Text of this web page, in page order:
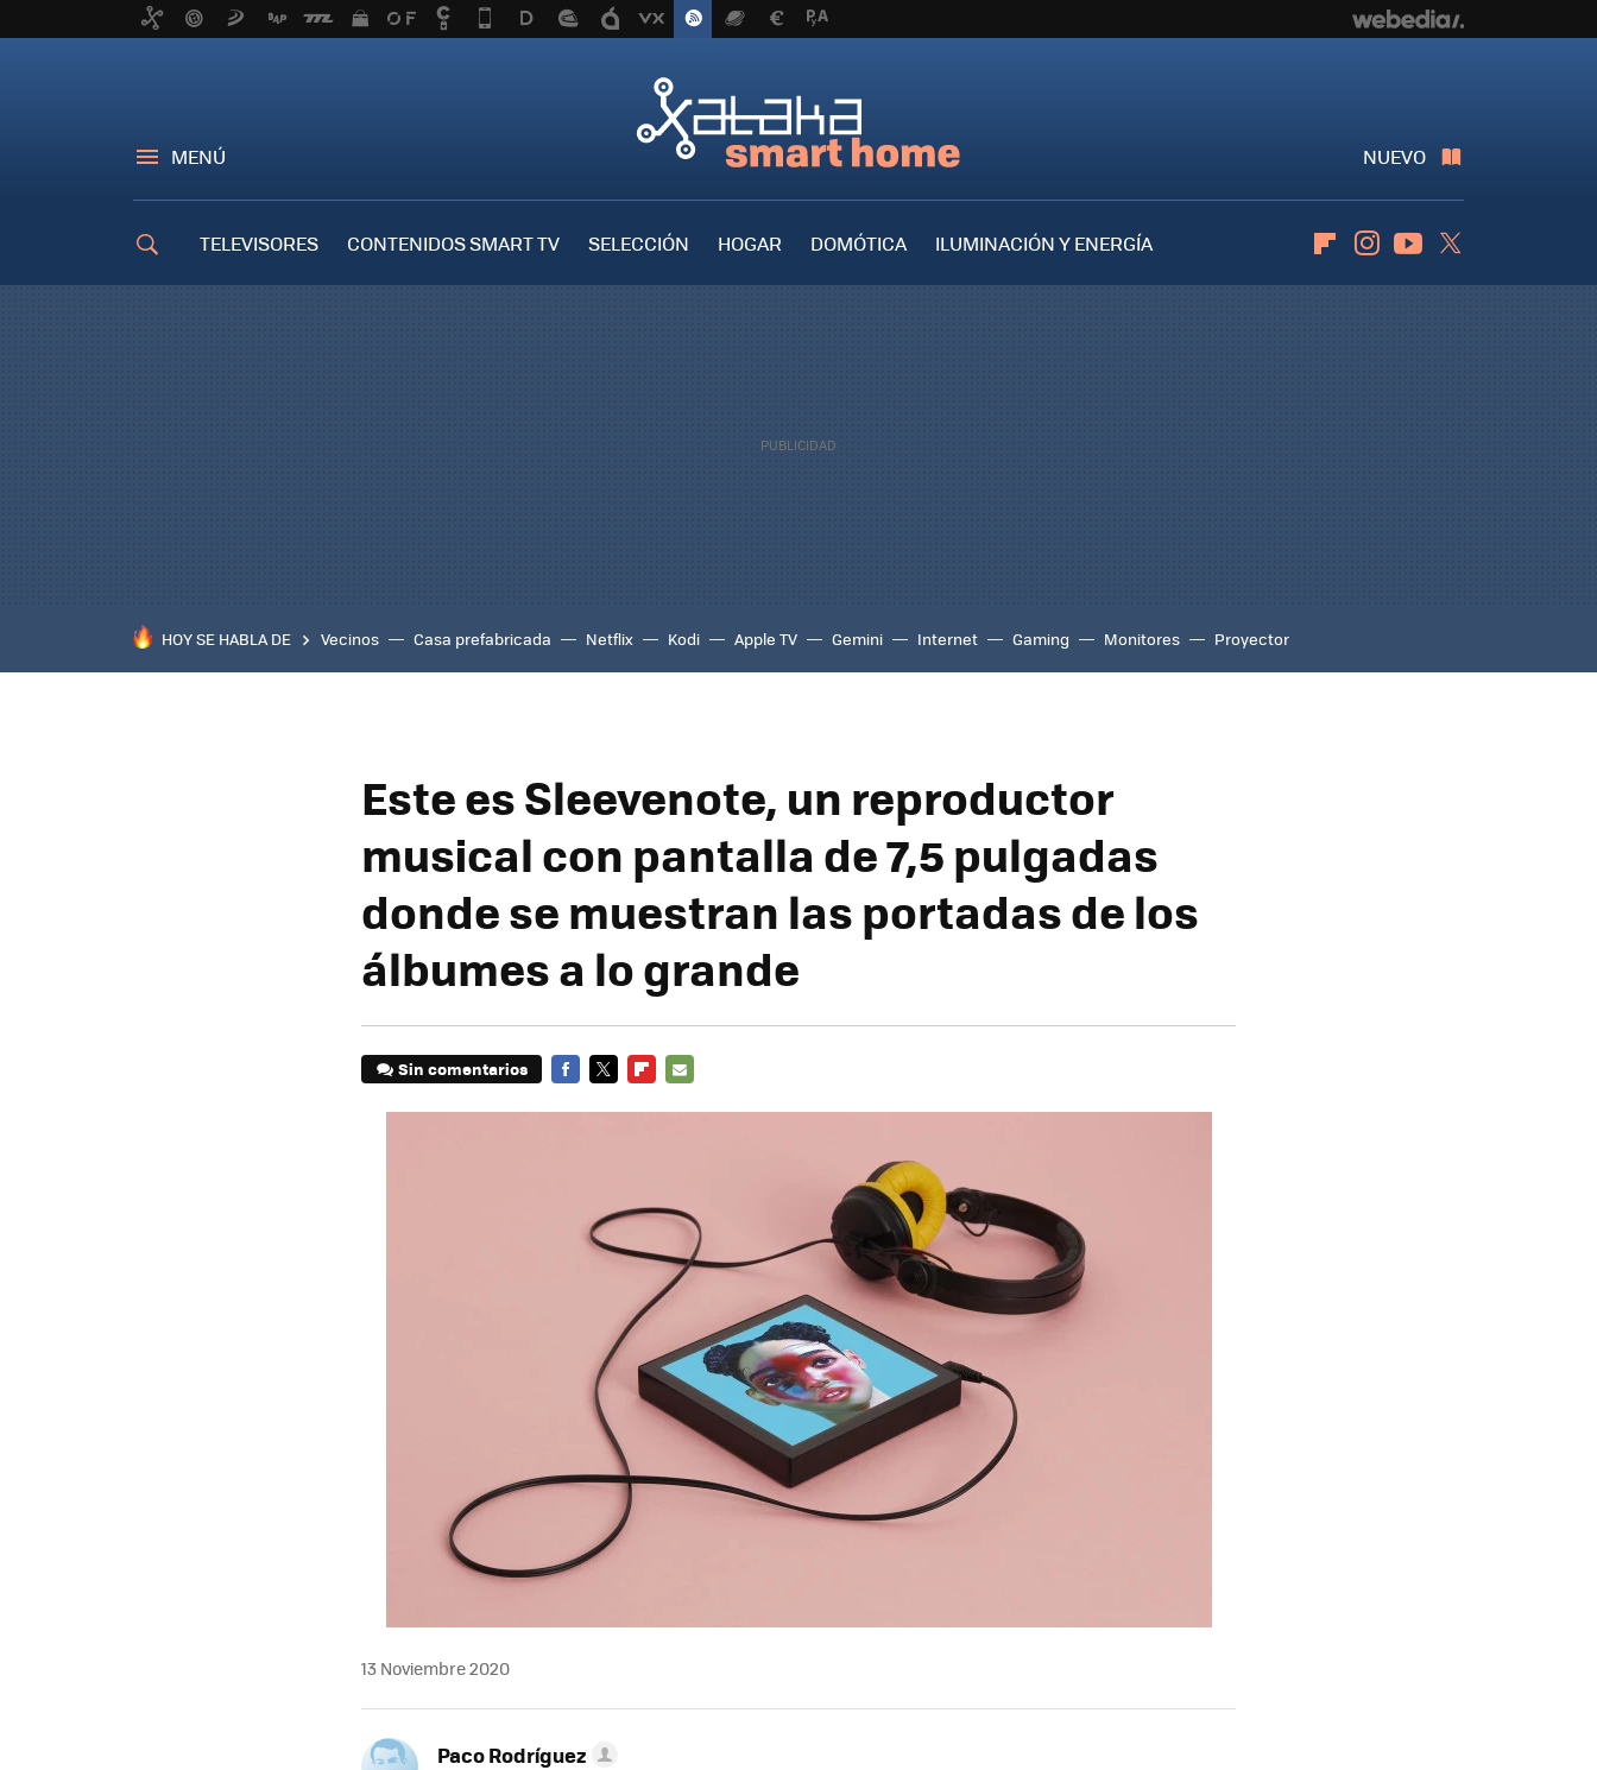
MENÚ NUEVO
TELEVISORES CONTENIDOS SMART TV SELECCIÓN HOGAR DOMÓTICA
ILUMINACIÓN Y ENERGÍA
FlipboardInstagramYoutube
HOY SE HABLA DE Vecinos Casa prefabricada Netflix Kodi Apple TV Gemini Internet Gaming Monitores Proyector
Este es Sleevenote, un reproductor
musical con pantalla de 7,5 pulgadas
donde se muestran las portadas de los
álbumes a lo grande
Sin comentarios
13 Noviembre 2020
Paco Rodríguez